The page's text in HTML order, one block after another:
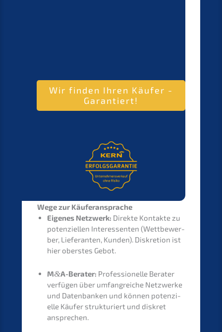
Wir finden Ihren Käufer -
Garantiert!
Wege zur Käuferansprache
Eigenes Netzwerk: Direk­te Kontak­te zu
poten­zi­el­len Inter­es­sen­ten (Wettbe­wer­
ber, Liefe­ran­ten, Kunden). Diskre­ti­on ist
hier obers­tes Gebot.
M&A-Berater: Profes­sio­nel­le Berater
verfü­gen über umfang­rei­che Netzwer­ke
und Daten­ban­ken und können poten­zi­
el­le Käufer struk­tu­riert und diskret
ansprechen.